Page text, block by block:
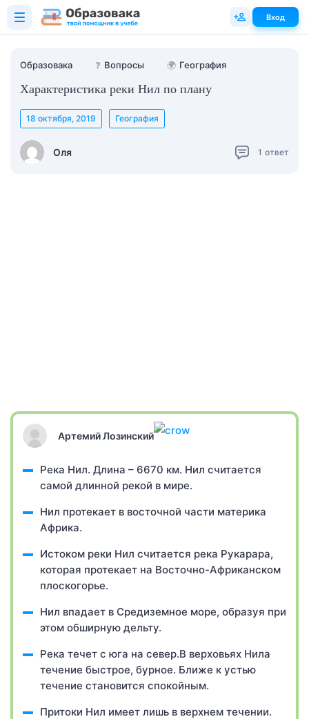
Образовака ❓ Вопросы 🌍 География
Характеристика реки Нил по плану
Оля
18 октября, 2019 География
1 ответ
Артемий Лозинский
Река Нил. Длина – 6670 км. Нил считается
самой длинной рекой в мире.
Нил протекает в восточной части материка
Африка.
Истоком реки Нил считается река Рукарара,
которая протекает на Восточно-Африканском
плоскогорье.
Нил впадает в Средиземное море, образуя при
этом обширную дельту.
Река течет с юга на север.В верховьях Нила
течение быстрое, бурное. Ближе к устью
течение становится спокойным.
Притоки Нил имеет лишь в верхнем течении.
Вход